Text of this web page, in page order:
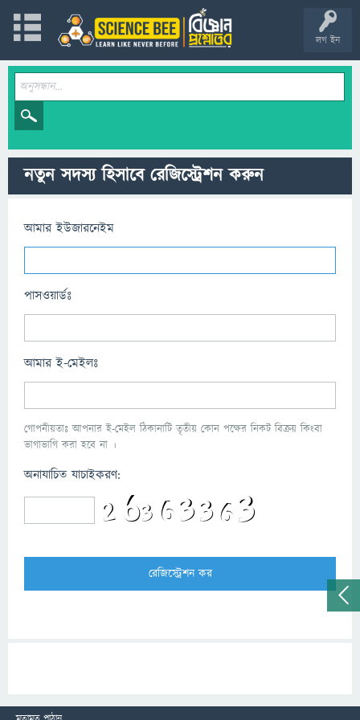
লগ ইন
নতুন সদস্য হিসাবে রেজিস্ট্রেশন করুন
আমার ইউজারনেইম
পাসওয়ার্ডঃ
আমার ই-মেইলঃ
গোপনীয়তাঃ আপনার ই-মেইল ঠিকানাটি তৃতীয় কোন পক্ষের নিকট বিক্রয় কিংবা
ভাগাভাগি করা হবে না ।
অনাযাচিত যাচাইকরণ: